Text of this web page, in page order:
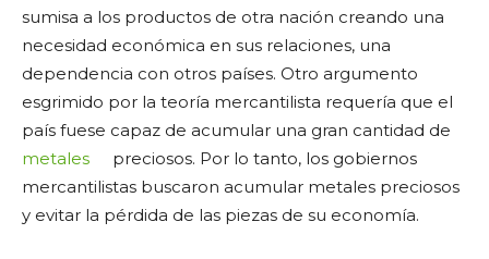
sumisa a los productos de otra nación creando una
necesidad económica en sus relaciones, una
dependencia con otros países. Otro argumento
esgrimido por la teoría mercantilista requería que el
país fuese capaz de acumular una gran cantidad de
metales
preciosos. Por lo tanto, los gobiernos
mercantilistas buscaron acumular metales preciosos
y evitar la pérdida de las piezas de su economía.